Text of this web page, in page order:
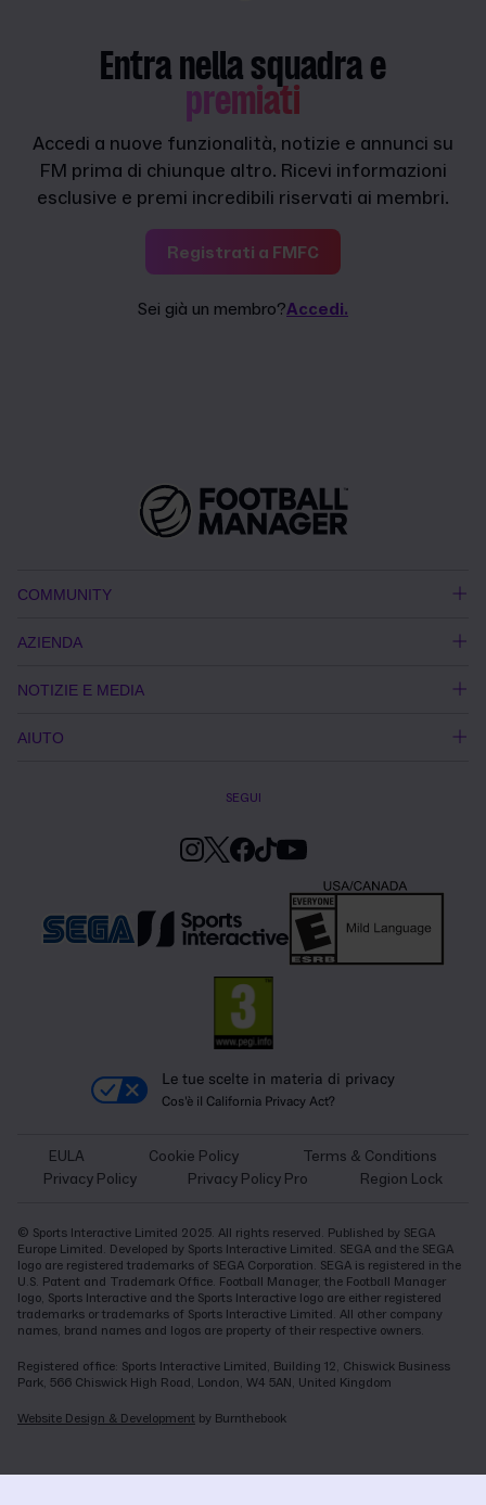
Entra nella squadra e
premiati
Accedi a nuove funzionalità, notizie e annunci su
FM prima di chiunque altro. Ricevi informazioni
esclusive e premi incredibili riservati ai membri.
Registrati a FMFC
Sei già un membro?Accedi.
COMMUNITY
AZIENDA
NOTIZIE E MEDIA
AIUTO
SEGUI
Le tue scelte in materia di privacy
Cos'è il California Privacy Act?
EULA Cookie Policy
Terms & Conditions
Privacy Policy
Privacy Policy Pro Region Lock
© Sports Interactive Limited 2025. All rights reserved. Published by SEGA
Europe Limited. Developed by Sports Interactive Limited. SEGA and the SEGA
logo are registered trademarks of SEGA Corporation. SEGA is registered in the
U.S. Patent and Trademark Office. Football Manager, the Football Manager
logo, Sports Interactive and the Sports Interactive logo are either registered
trademarks or trademarks of Sports Interactive Limited. All other company
names, brand names and logos are property of their respective owners.
Registered office: Sports Interactive Limited, Building 12, Chiswick Business
Park, 566 Chiswick High Road, London, W4 5AN, United Kingdom
Website Design & Development by Burnthebook